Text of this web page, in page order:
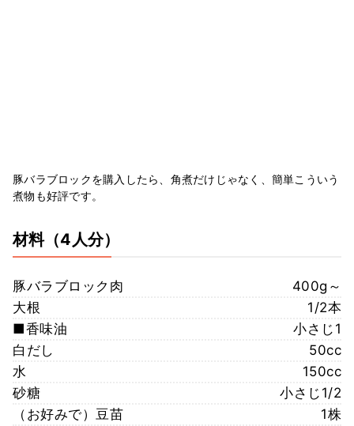
豚バラブロックを購入したら、角煮だけじゃなく、簡単こういう
煮物も好評です。
材料（4人分）
豚バラブロック肉
400g～
大根
1/2本
■香味油
小さじ1
白だし
50cc
水
150cc
砂糖
小さじ1/2
（お好みで）豆苗
1株